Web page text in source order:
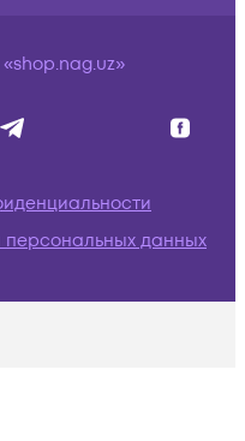
персональных данных